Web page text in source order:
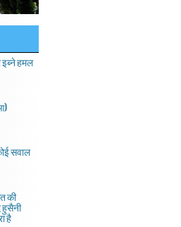
हमल
सवाल
की
हुसैनी
है